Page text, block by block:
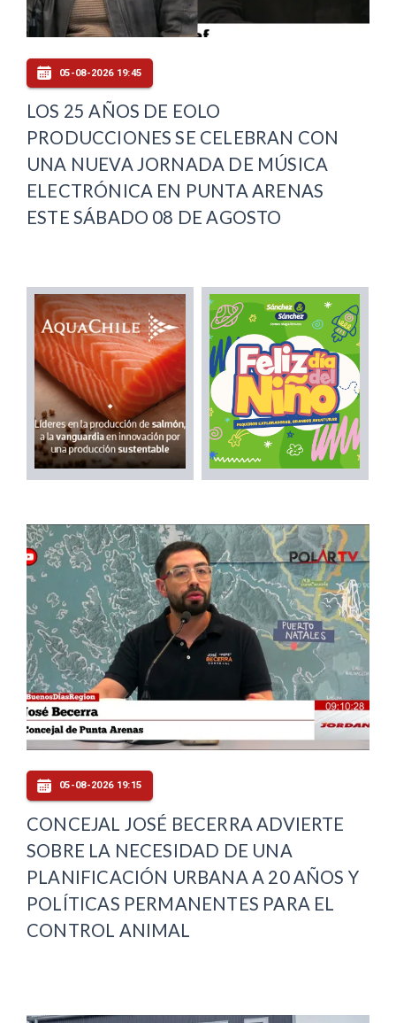
05-08-2026 19:45
LOS 25 AÑOS DE EOLO
PRODUCCIONES SE CELEBRAN CON
UNA NUEVA JORNADA DE MÚSICA
ELECTRÓNICA EN PUNTA ARENAS
ESTE SÁBADO 08 DE AGOSTO
05-08-2026 19:15
CONCEJAL JOSÉ BECERRA ADVIERTE
SOBRE LA NECESIDAD DE UNA
PLANIFICACIÓN URBANA A 20 AÑOS Y
POLÍTICAS PERMANENTES PARA EL
CONTROL ANIMAL